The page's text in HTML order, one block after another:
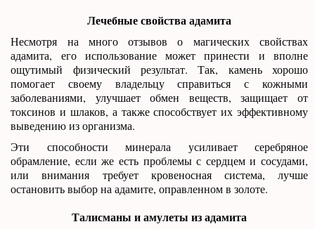
Лечебные свойства адамита
Несмотря на много отзывов о магических свойствах
адамита, его использование может принести и вполне
ощутимый физический результат. Так, камень хорошо
помогает своему владельцу справиться с кожными
заболеваниями, улучшает обмен веществ, защищает от
токсинов и шлаков, а также способствует их эффективному
выведению из организма.
Эти способности минерала усиливает серебряное
обрамление, если же есть проблемы с сердцем и сосудами,
или внимания требует кровеносная система, лучше
остановить выбор на адамите, оправленном в золоте.
Талисманы и амулеты из адамита